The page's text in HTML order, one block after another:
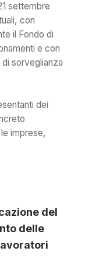
settembre
con
il Fondo di
e con
sorveglianza
dei
imprese,
del
delle